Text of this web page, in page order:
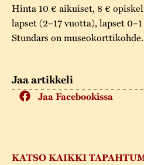
Jaa artikkeli
Jaa Facebookissa
KATSO KAIKKI
Hinta 10 € aikuiset, 8 €
lapset (2–17 vuotta), lapset
Stundars on museokorttikohde.